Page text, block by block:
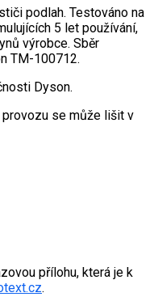
podlah. Testováno na
5 let používání,
výrobce. Sběr
TM-100712.
Dyson.
provozu se může lišit v
přílohu, která je k
.